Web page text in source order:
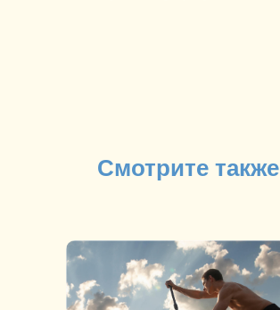
Смотрите также